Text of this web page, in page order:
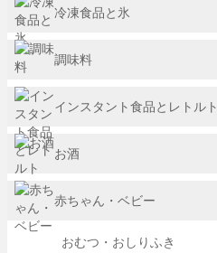
冷凍食品と氷
調味料
インスタント食品とレトルト
お酒
赤ちゃん・ベビー
おむつ・おしりふき